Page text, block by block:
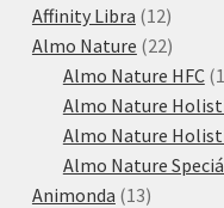
Affinity Libra 1212
Almo Nature 2222
Almo Nature HFC 1
Almo Nature
Almo Nature
Almo Nature
Animonda 1313